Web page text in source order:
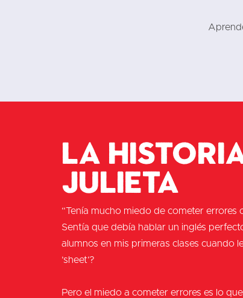
La
Julieta
“Tenía mucho miedo de cometer errores
Sentía que debía hablar un inglés
alumnos en mis primeras clases cuando
’sheet‘?
Pero el miedo a cometer errores es lo